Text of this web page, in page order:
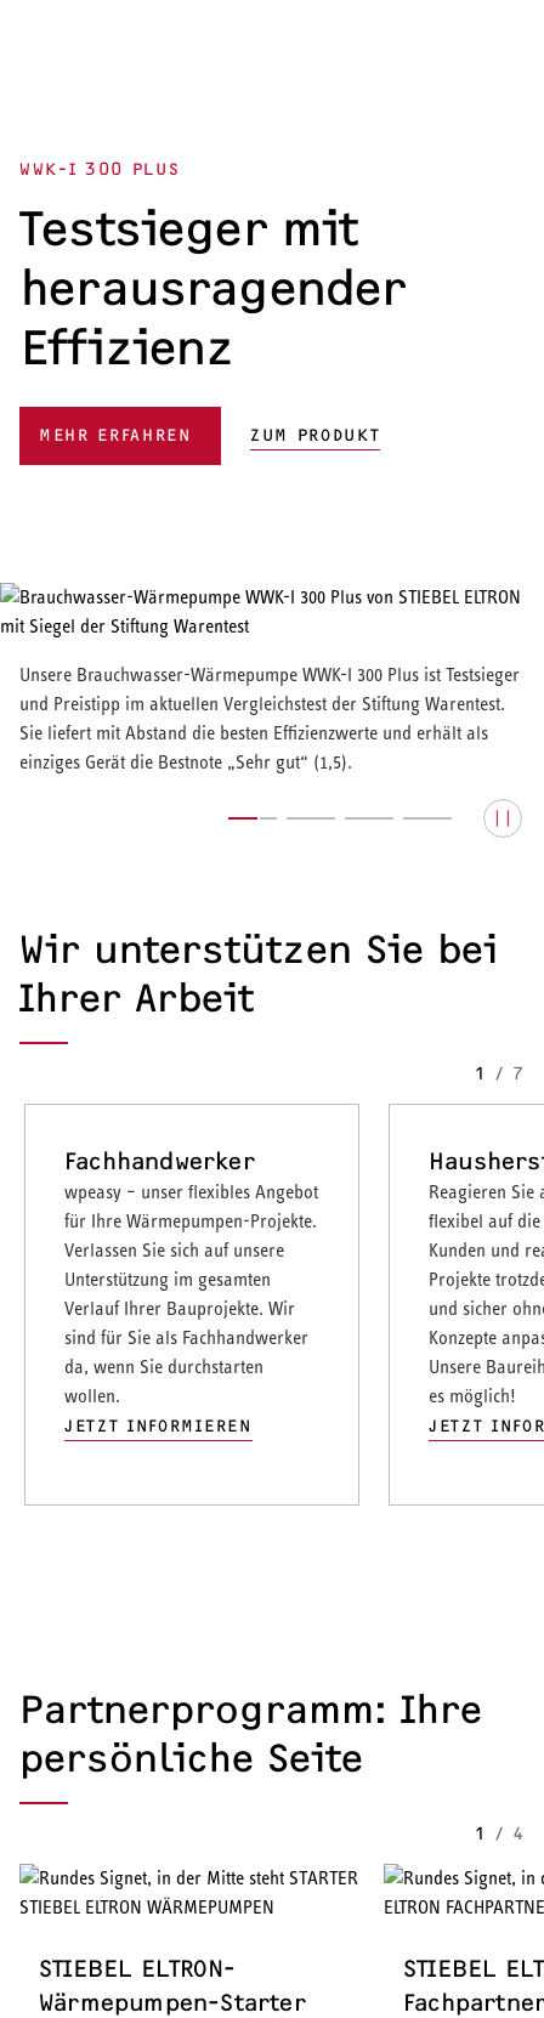
WWK-I 300 PLUS
Testsieger mit
herausragender
Effizienz
MEHR ERFAHREN ZUM PRODUKT
Unsere Brauchwasser-Wärmepumpe WWK-I 300 Plus ist Testsieger
und Preistipp im aktuellen Vergleichstest der Stiftung Warentest.
Sie liefert mit Abstand die besten Effizienzwerte und erhält als
einziges Gerät die Bestnote „Sehr gut“ (1,5).
Wir unterstützen Sie bei
Ihrer Arbeit
1 / 7
Fachhandwerker
wpeasy – unser flexibles Angebot
für Ihre Wärmepumpen-Projekte.
Verlassen Sie sich auf unsere
Unterstützung im gesamten
Verlauf Ihrer Bauprojekte. Wir
sind für Sie als Fachhandwerker
da, wenn Sie durchstarten
wollen.
JETZT INFORMIEREN
Reagieren Sie
flexibel auf die
Kunden und
Projekte
und sicher
Konzepte
Unsere
es möglich!
JETZT
Partnerprogramm: Ihre
persönliche Seite
1 / 4
STIEBEL ELTRON-
Wärmepumpen-Starter
STIEBEL